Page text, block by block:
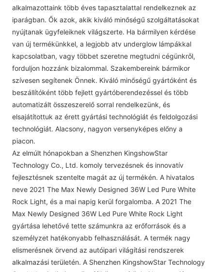
alkalmazottaink több éves tapasztalattal rendelkeznek az
iparágban. Ők azok, akik kiváló minőségű szolgáltatásokat
nyújtanak ügyfeleiknek világszerte. Ha bármilyen kérdése
van új termékünkkel, a legjobb atv underglow lámpákkal
kapcsolatban, vagy többet szeretne megtudni cégünkről,
forduljon hozzánk bizalommal. Szakembereink bármikor
szívesen segítenek Önnek. Kiváló minőségű gyártóként és
beszállítóként több fejlett gyártóberendezéssel és több
automatizált összeszerelő sorral rendelkezünk, és
elsajátítottuk az érett gyártási technológiát és feldolgozási
technológiát. Alacsony, nagyon versenyképes előny a
piacon.
Az elmúlt hónapokban a Shenzhen KingshowStar
Technology Co., Ltd. komoly tervezésnek és innovatív
fejlesztésnek szentelte magát az új termékén. A hivatalos
neve 2021 The Max Newly Designed 36W Led Pure White
Rock Light, és a mai napig kerül forgalomba. A 2021 The
Max Newly Designed 36W Led Pure White Rock Light
gyártása lehetővé tette számunkra az erőforrások és a
személyzet hatékonyabb felhasználását. A termék nagy
elismerésnek örvend az autóipari világítási rendszerek
alkalmazási területén. A Shenzhen KingshowStar Technology